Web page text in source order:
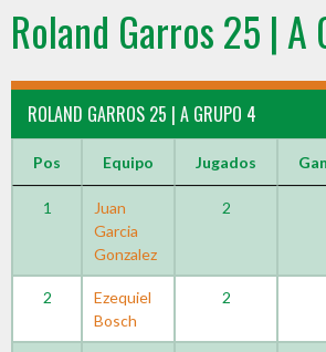
Roland Garros 25 | A
ROLAND GARROS 25 | A GRUPO 4
Pos Equipo Jugados
1
Juan
Garcia
Gonzalez
2
2
Ezequiel
Bosch
2